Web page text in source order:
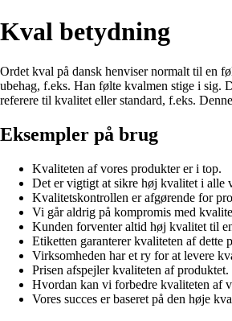
Kval betydning
Ordet kval på dansk henviser normalt til en
ubehag, f.eks. Han følte kvalmen stige i sig.
referere til kvalitet eller standard, f.eks.
Eksempler på brug
Kvaliteten af vores produkter er i top.
Det er vigtigt at sikre høj kvalitet i alle
Kvalitetskontrollen er afgørende for
Vi går aldrig på kompromis med
Kunden forventer altid høj kvalitet til
Etiketten garanterer kvaliteten af dette
Virksomheden har et ry for at levere
Prisen afspejler kvaliteten af produktet.
Hvordan kan vi forbedre kvaliteten af
Vores succes er baseret på den høje